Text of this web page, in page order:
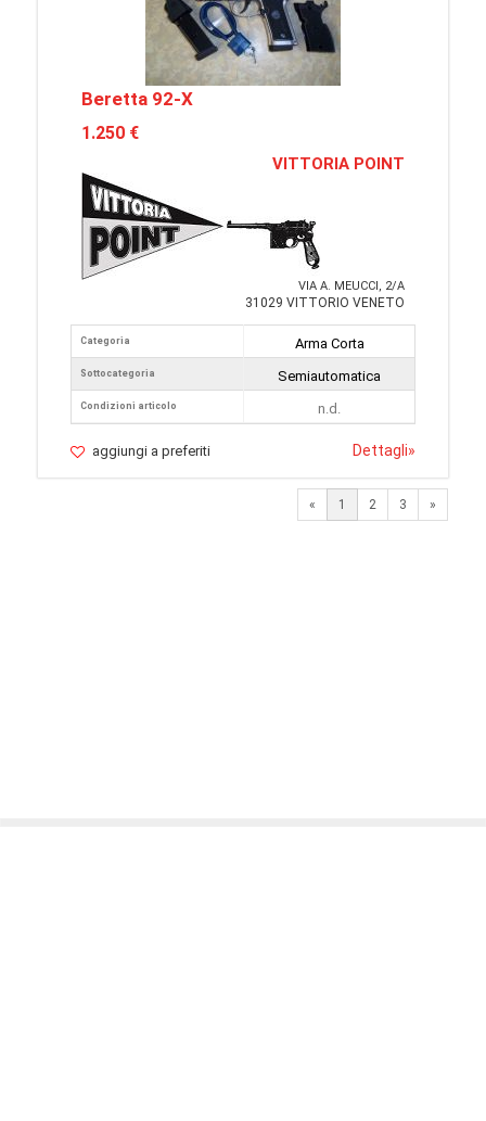
Beretta 92-X
1.250 €
VITTORIA POINT
VIA A. MEUCCI, 2/A
31029 VITTORIO VENETO
Categoria
Sottocategoria
Condizioni articolo
Arma Corta
Semiautomatica
n.d.
aggiungi a preferiti Dettagli»
« 1 2 3 »